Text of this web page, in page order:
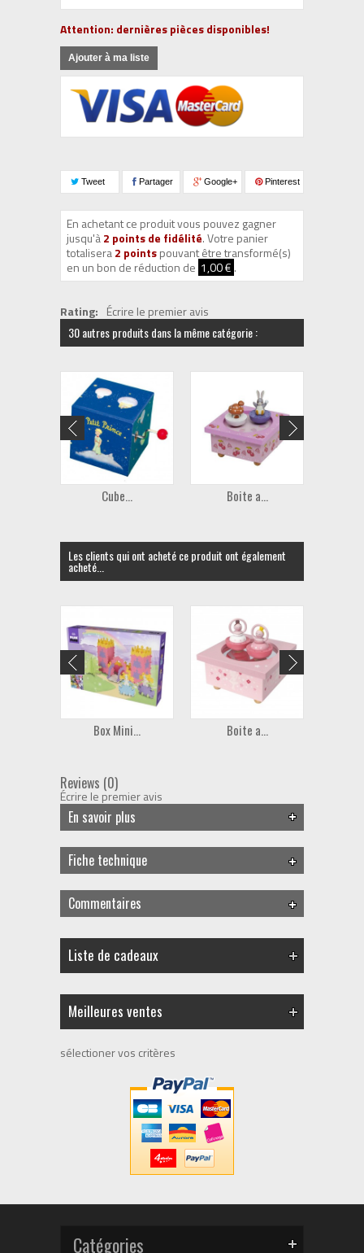
Attention: dernières pièces disponibles!
Ajouter à ma liste
Tweet Partager Google+ Pinterest
En achetant ce produit vous pouvez gagner
jusqu'à2 points de fidélité. Votre panier
totalisera2 pointspouvant être transformé(s)
en un bon de réduction de 1,00 € .
Rating: Écrire le premier avis
30 autres produits dans la même catégorie :
Cube... Boite a...
Les clients qui ont acheté ce produit ont également
acheté...
Box Mini... Boite a...
Reviews (0)
Écrire le premier avis
En savoir plus
Fiche technique
Commentaires
Liste de cadeaux
Meilleures ventes
sélectioner vos critères
Catégories